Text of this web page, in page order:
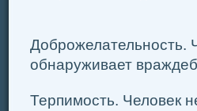
Доброжелательность.
обнаруживает
Терпимость. Человек